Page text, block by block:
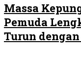
Massa
Pemuda
Turun